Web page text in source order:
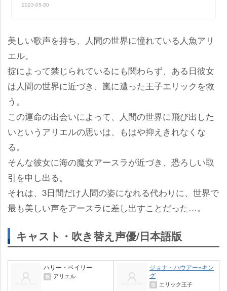
2023-05-30
美しい歌声を持ち、人間の世界に憧れている人魚アリ
エル。
掟によって禁じられているにも関わらず、ある日彼女
は人間の世界に近づき、嵐に遭った王子エリックを救
う。
この運命の出会いによって、人間の世界に飛び出した
いというアリエルの思いは、もはや抑えきれなくな
る。
そんな彼女に海の魔女アースラが近づき、恐ろしい取
引を申し出る。
それは、3日間だけ人間の姿になれる代わりに、世界で
最も美しい声をアースラに差し出すことだった…。
キャスト・吹き替え声優/日本語版
ハリー・ベイリー
役 アリエル
ジョナ・ハウアー=キン
グ
役 エリック王子